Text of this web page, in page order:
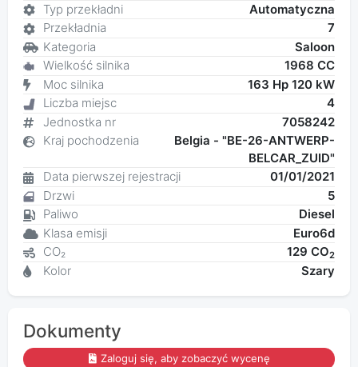
Typ przekładni
Automatyczna
Przekładnia
7
Kategoria
Saloon
Wielkość silnika
1968 CC
Moc silnika
163 Hp 120 kW
Liczba miejsc
4
Jednostka nr
7058242
Kraj pochodzenia
Belgia - "BE-26-ANTWERP-
BELCAR_ZUID"
Data pierwszej rejestracji
01/01/2021
Drzwi
5
Paliwo
Diesel
Klasa emisji
Euro6d
CO₂
129 CO2
Kolor Szary
Dokumenty
Zaloguj się, aby zobaczyć wycenę